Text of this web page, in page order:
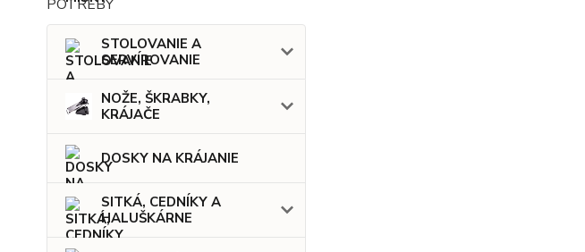
STOLOVANIE A
SERVÍROVANIE
NOŽE, ŠKRABKY,
KRÁJAČE
DOSKY NA KRÁJANIE
SITKÁ, CEDNÍKY A
HALUŠKÁRNE